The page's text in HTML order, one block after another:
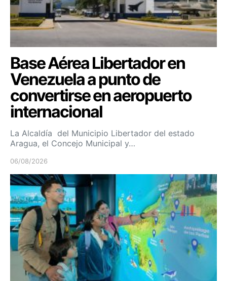
Base Aérea Libertador en
Venezuela a punto de
convertirse en aeropuerto
internacional
La Alcaldía del Municipio Libertador del estado
Aragua, el Concejo Municipal y…
06/08/2026